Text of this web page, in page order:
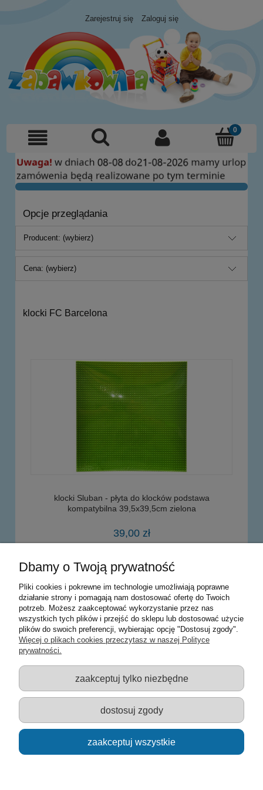
Zarejestruj się Zaloguj się
Opcje przeglądania
Producent: (wybierz)
Cena: (wybierz)
klocki FC Barcelona
klocki Sluban - płyta do klocków podstawa
kompatybilna 39,5x39,5cm zielona
39,00 zł
do koszyka
Warunki zakupów
Moje konto
Informacje o sklepie
Sklep z zabawkami Łódź :: Hurownia zabawek :: Zabawki
edukacyjne :: Zestawy artystyczne :: Zabawki :: samochody Welly
:: Zabawkownia :: zabawki dla dzieci :: Lalki :: Klocki :: Artykuły
szkolne ::
Dbamy o Twoją prywatność
Pliki cookies i pokrewne im technologie umożliwiają poprawne
działanie strony i pomagają nam dostosować ofertę do Twoich
potrzeb. Możesz zaakceptować wykorzystanie przez nas
wszystkich tych plików i przejść do sklepu lub dostosować użycie
plików do swoich preferencji, wybierając opcję "Dostosuj zgody".
Więcej o plikach cookies przeczytasz w naszej Polityce
prywatności.
zaakceptuj tylko niezbędne
dostosuj zgody
zaakceptuj wszystkie